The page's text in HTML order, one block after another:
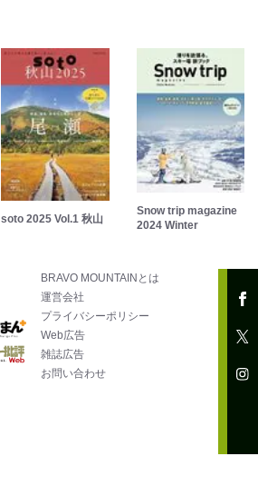
soto 2025 Vol.1 秋山
Snow trip magazine
2024 Winter
BRAVO MOUNTAINとは
運営会社
プライバシーポリシー
Web広告
雑誌広告
お問い合わせ